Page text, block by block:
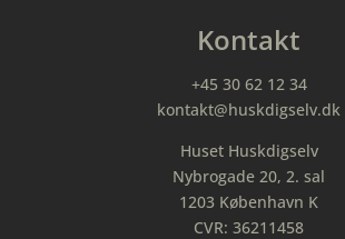
Kontakt
+45 30 62 12 34
kontakt@huskdigselv.dk
Huset Huskdigselv
Nybrogade 20, 2. sal
1203 København K
CVR: 36211458